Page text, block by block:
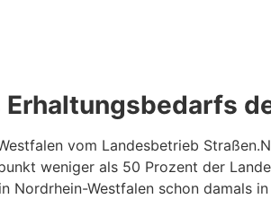
vom Landesbetrieb
weniger als 50 Prozent der
Westfalen schon damals in